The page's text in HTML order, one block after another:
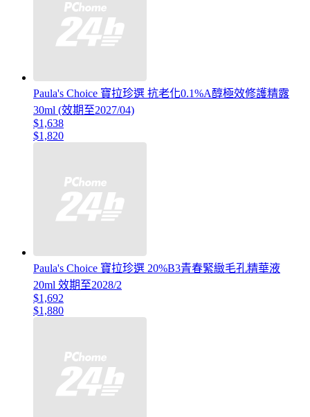
Paula's Choice 寶拉珍選 抗老化0.1%A醇極效修護精露
30ml (效期至2027/04)
$1,638
$1,820
Paula's Choice 寶拉珍選 20%B3青春緊緻毛孔精華液
20ml 效期至2028/2
$1,692
$1,880